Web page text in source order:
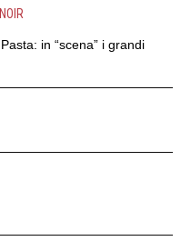
NOIR
in “scena” i grandi